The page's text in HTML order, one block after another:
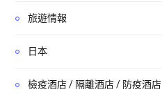
旅遊情報
日本
檢疫酒店 / 隔離酒店 / 防疫酒店